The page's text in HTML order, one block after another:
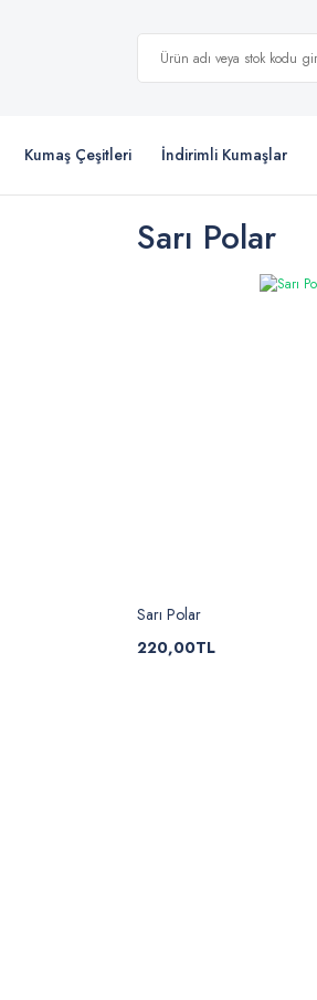
Kumaş Çeşitleri İndirimli Kumaşlar
Sarı Polar
Sarı Polar
220,00TL